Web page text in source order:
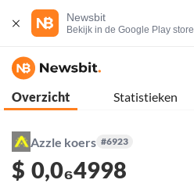
Newsbit
Bekijk in de Google Play store
Overzicht Statistieken
Azzle koers #6923
$ 0,0₆4998